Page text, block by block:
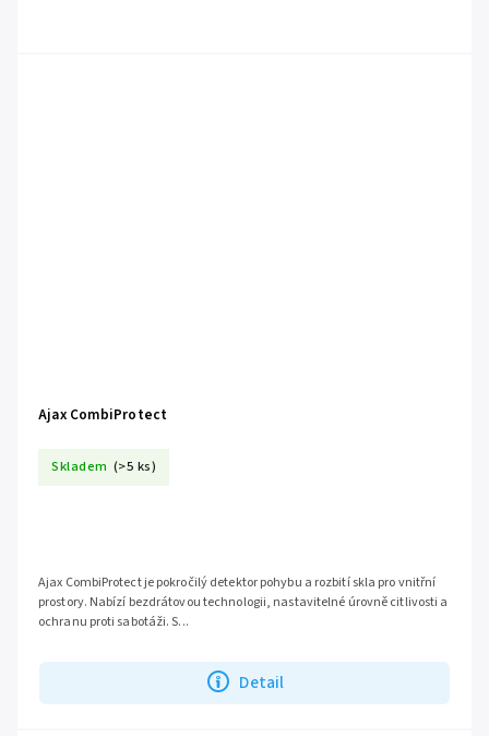
Ajax CombiProtect
Skladem (>5 ks)
Detail
Ajax CombiProtect je pokročilý detektor pohybu a rozbití skla pro vnitřní
prostory. Nabízí bezdrátovou technologii, nastavitelné úrovně citlivosti a
ochranu proti sabotáži. S...